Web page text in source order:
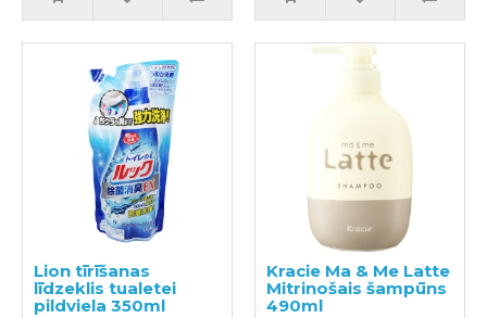
Lion tīrīšanas
līdzeklis tualetei
pildviela 350ml
Kracie Ma & Me Latte
Mitrinošais šampūns
490ml